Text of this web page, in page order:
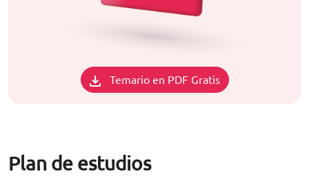
Temario en PDF Gratis
Plan de estudios